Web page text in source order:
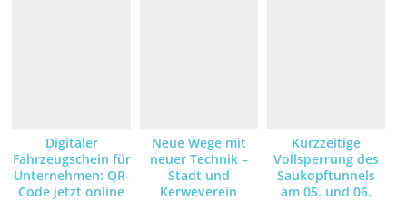
Digitaler
Fahrzeugschein für
Unternehmen: QR-
Code jetzt online
Neue Wege mit
neuer Technik –
Stadt und
Kerweverein
Kurzzeitige
Vollsperrung des
Saukopftunnels
am 05. und 06.